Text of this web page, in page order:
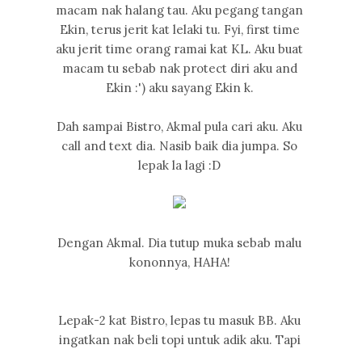
macam nak halang tau. Aku pegang tangan
Ekin, terus jerit kat lelaki tu. Fyi, first time
aku jerit time orang ramai kat KL. Aku buat
macam tu sebab nak protect diri aku and
Ekin :') aku sayang Ekin k.
Dah sampai Bistro, Akmal pula cari aku. Aku
call and text dia. Nasib baik dia jumpa. So
lepak la lagi :D
Dengan Akmal. Dia tutup muka sebab malu
kononnya, HAHA!
Lepak-2 kat Bistro, lepas tu masuk BB. Aku
ingatkan nak beli topi untuk adik aku. Tapi